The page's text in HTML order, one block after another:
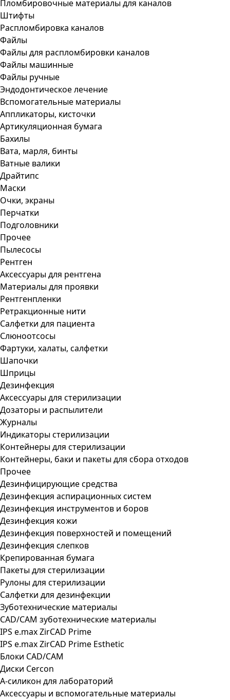
Пломбировочные материалы для каналов
Штифты
Распломбировка каналов
Файлы
Файлы для распломбировки каналов
Файлы машинные
Файлы ручные
Эндодонтическое лечение
Вспомогательные материалы
Аппликаторы, кисточки
Артикуляционная бумага
Бахилы
Вата, марля, бинты
Ватные валики
Драйтипс
Маски
Очки, экраны
Перчатки
Подголовники
Прочее
Пылесосы
Рентген
Аксессуары для рентгена
Материалы для проявки
Рентгенпленки
Ретракционные нити
Салфетки для пациента
Слюноотсосы
Фартуки, халаты, салфетки
Шапочки
Шприцы
Дезинфекция
Аксессуары для стерилизации
Дозаторы и распылители
Журналы
Индикаторы стерилизации
Контейнеры для стерилизации
Контейнеры, баки и пакеты для сбора отходов
Прочее
Дезинфицирующие средства
Дезинфекция аспирационных систем
Дезинфекция инструментов и боров
Дезинфекция кожи
Дезинфекция поверхностей и помещений
Дезинфекция слепков
Крепированная бумага
Пакеты для стерилизации
Рулоны для стерилизации
Салфетки для дезинфекции
Зуботехнические материалы
CAD/CAM зуботехнические материалы
IPS e.max ZirCAD Prime
IPS e.max ZirCAD Prime Esthetic
Блоки CAD/CAM
Диски Cercon
А-силикон для лабораторий
Аксессуары и вспомогательные материалы